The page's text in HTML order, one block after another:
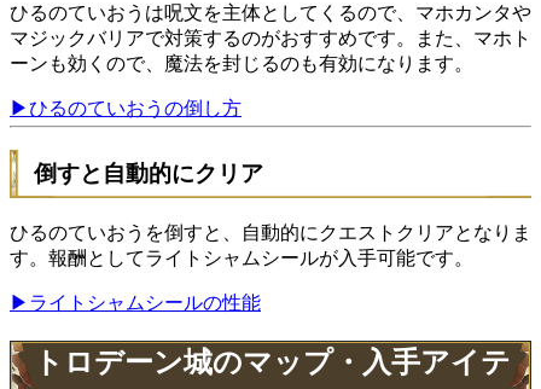
ひるのていおうは呪文を主体としてくるので、マホカンタや
マジックバリアで対策するのがおすすめです。また、マホト
ーンも効くので、魔法を封じるのも有効になります。
▶ひるのていおうの倒し方
倒すと自動的にクリア
ひるのていおうを倒すと、自動的にクエストクリアとなりま
す。報酬としてライトシャムシールが入手可能です。
▶ライトシャムシールの性能
トロデーン城のマップ・入手アイテ